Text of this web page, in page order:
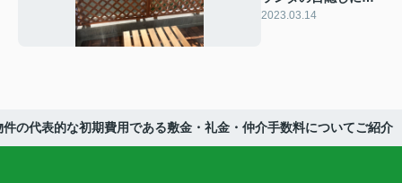
何がある？
2023.03.14
件の代表的な初期費用である敷金・礼金・仲介手数料についてご紹介